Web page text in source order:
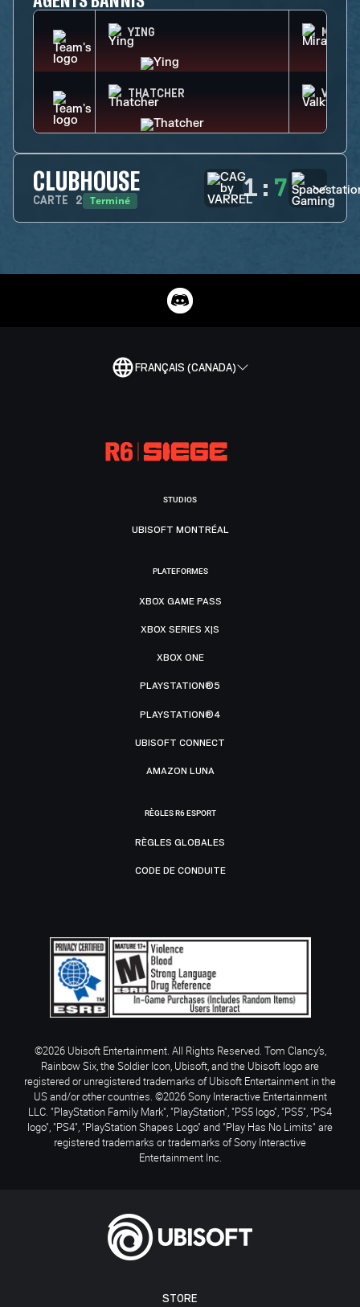
YING MIRA
THATCHER
CLUBHOUSE
CARTE 2 Terminé 1 : 7
FRANÇAIS (CANADA)
STORE
STUDIOS
UBISOFT MONTRÉAL
PLATEFORMES
XBOX GAME PASS
XBOX SERIES X|S
XBOX ONE
PLAYSTATION®5
PLAYSTATION®4
UBISOFT CONNECT
AMAZON LUNA
RÈGLES R6 ESPORT
RÈGLES GLOBALES
CODE DE CONDUITE
©2026 Ubisoft Entertainment. All Rights Reserved. Tom Clancy’s,
Rainbow Six, the Soldier Icon, Ubisoft, and the Ubisoft logo are
registered or unregistered trademarks of Ubisoft Entertainment in the
US and/or other countries. ©2026 Sony Interactive Entertainment
LLC. "PlayStation Family Mark", "PlayStation", "PS5 logo", "PS5", "PS4
logo", "PS4", "PlayStation Shapes Logo" and "Play Has No Limits" are
registered trademarks or trademarks of Sony Interactive
Entertainment Inc.